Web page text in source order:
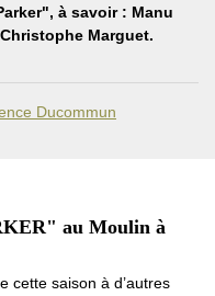
à savoir : Manu
Marguet.
Ducommun
au Moulin à
cette saison à d’autres